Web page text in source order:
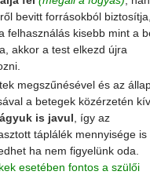
bevitt forrásokból
felhasználás kisebb mint a
akkor a test elkezd újra
megszűnésével és az
a betegek közérzetén
is javul, így az
táplálék mennyisége is
ha nem figyelünk oda.
esetében fontos a szülői